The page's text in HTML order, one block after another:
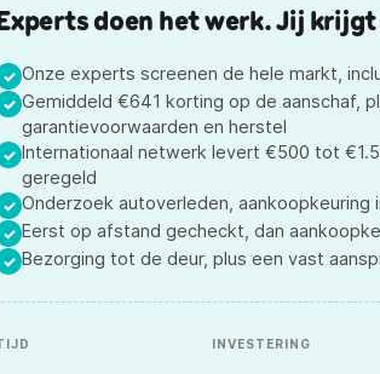
doen het werk. Jij
✓ Onze experts screenen de hele markt,
✓ Gemiddeld €641 korting op de aanschaf,
garantievoorwaarden en herstel
✓ Internationaal netwerk levert €500 tot
geregeld
✓ Onderzoek autoverleden, aankoopkeuring
✓ Eerst op afstand gecheckt, dan
✓ Bezorging tot de deur, plus een vast
INVESTERING